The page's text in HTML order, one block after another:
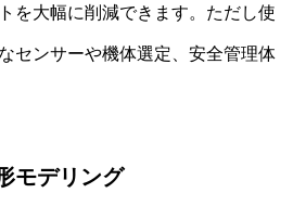
を大幅に削減できます。ただし使
センサーや機体選定、安全管理体
モデリング